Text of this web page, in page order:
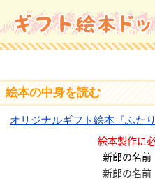
絵本の中身を読む
オリジナルギフト絵本『ふた
絵本製作に
新郎の名前
新郎の名前